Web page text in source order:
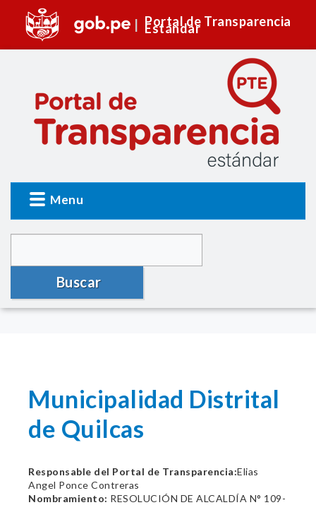
Portal de Transparencia
Estándar
Menu
Buscar
Municipalidad Distrital
de Quilcas
Responsable del Portal de Transparencia:Elias
Angel Ponce Contreras
Nombramiento: RESOLUCIÓN DE ALCALDÍA N° 109-